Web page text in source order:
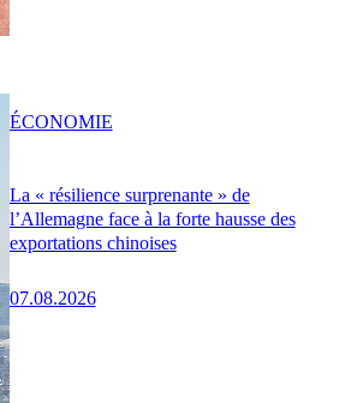
La « résilience surprenante » de
l’Allemagne face à la forte hausse des
exportations chinoises
07.08.2026
ÉCONOMIE